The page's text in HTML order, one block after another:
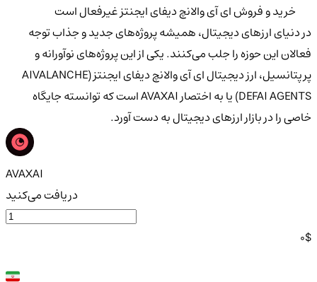
خرید و فروش ای آی والانچ دیفای ایجنتز غیرفعال است
در دنیای ارزهای دیجیتال، همیشه پروژه‌های جدید و جذاب توجه
فعالان این حوزه را جلب می‌کنند. یکی از این پروژه‌های نوآورانه و
پرپتانسیل، ارز دیجیتال ای آی والانچ دیفای ایجنتز (AIVALANCHE
DEFAI AGENTS) یا به اختصار AVAXAI است که توانسته جایگاه
خاصی را در بازار ارزهای دیجیتال به دست آورد.
AVAXAI
دریافت می‌کنید
0$